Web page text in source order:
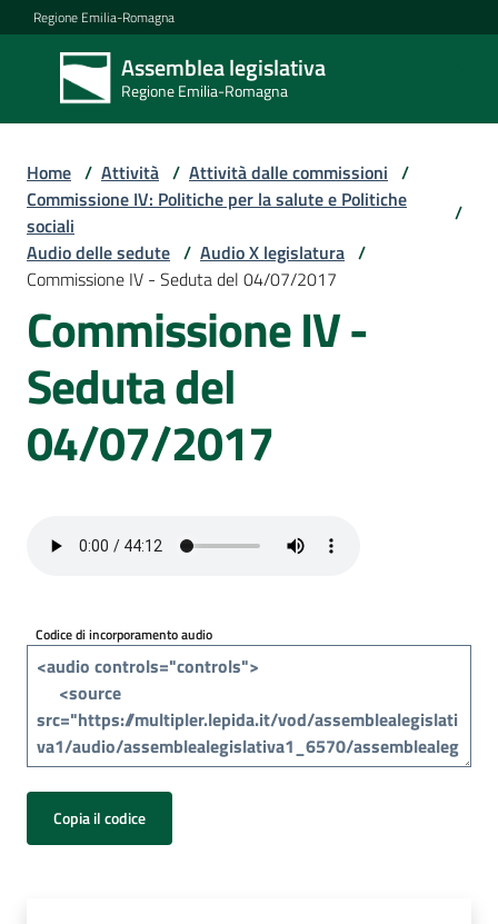
Vai al contenuto
Vai alla navigazione
Vai al footer
Regione Emilia-Romagna
Assemblea legislativa
Regione Emilia-Romagna
Assemblea
legislativa
Regione Emilia-
Assemblea
Attività
media
i
cittadini
Home / Attività / Attività dalle commissioni /
Commissione IV: Politiche per la salute e Politiche
sociali
/
Audio delle sedute / Audio X legislatura /
Commissione IV - Seduta del 04/07/2017
Commissione IV -
Seduta del
04/07/2017
Codice di incorporamento audio
Copia il codice